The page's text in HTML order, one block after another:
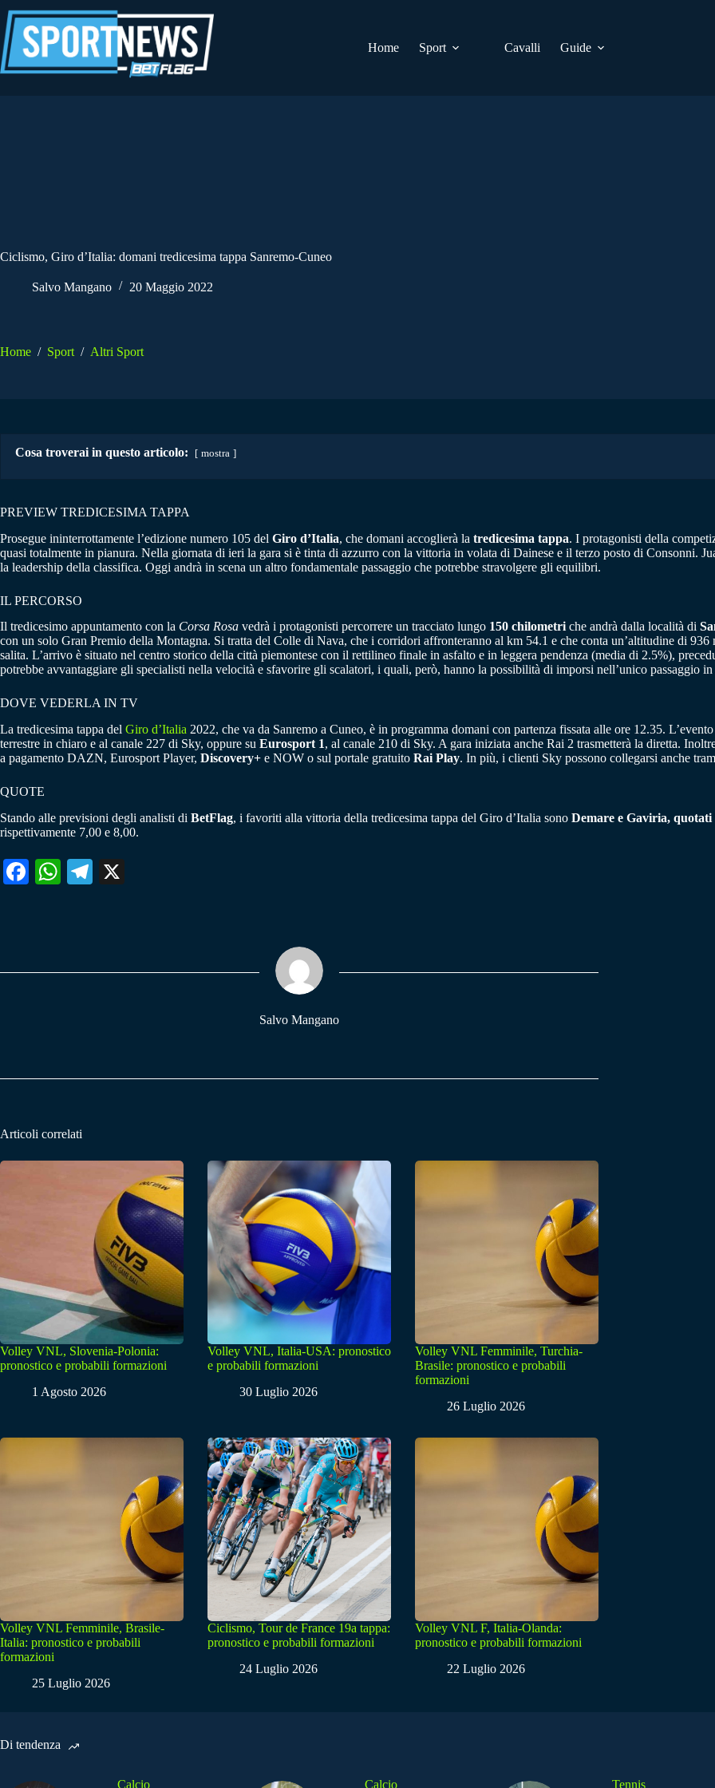
al
contenuto
Home
Sport Cavalli Guide
Ciclismo, Giro d’Italia: domani tredicesima tappa Sanremo-Cuneo
Salvo Mangano 20 Maggio 2022
Home / Sport / Altri Sport
Cosa troverai in questo articolo: mostra
PREVIEW TREDICESIMA TAPPA
Prosegue ininterrottamente l’edizione numero 105 del Giro d’Italia, che domani accoglierà la tredicesima tappa. I protagonisti della
quasi totalmente in pianura. Nella giornata di ieri la gara si è tinta di azzurro con la vittoria in volata di Dainese e il terzo posto di Consonni.
la leadership della classifica. Oggi andrà in scena un altro fondamentale passaggio che potrebbe stravolgere gli equilibri.
IL PERCORSO
Il tredicesimo appuntamento con la Corsa Rosa vedrà i protagonisti percorrere un tracciato lungo 150 chilometriche andrà dalla località di
con un solo Gran Premio della Montagna. Si tratta del Colle di Nava, che i corridori affronteranno al km 54.1 e che conta un’altitudine di
salita. L’arrivo è situato nel centro storico della città piemontese con il rettilineo finale in asfalto e in leggera pendenza (media di 2.5%),
potrebbe avvantaggiare gli specialisti nella velocità e sfavorire gli scalatori, i quali, però, hanno la possibilità di imporsi nell’unico passaggio in
DOVE VEDERLA IN TV
La tredicesima tappa del Giro d’Italia 2022, che va da Sanremo a Cuneo, è in programma domani con partenza fissata alle ore 12.35.
terrestre in chiaro e al canale 227 di Sky, oppure su Eurosport 1, al canale 210 di Sky. A gara iniziata anche Rai 2 trasmetterà la diretta.
a pagamento DAZN, Eurosport Player, Discovery+ e NOW o sul portale gratuito Rai Play. In più, i clienti Sky possono collegarsi anche
QUOTE
Stando alle previsioni degli analisti di BetFlag, i favoriti alla vittoria della tredicesima tappa del Giro d’Italia sono Demare e Gaviria, quotati
rispettivamente 7,00 e 8,00.
Fa W
pp
Te
m
Salvo Mangano
Articoli correlati
Volley VNL, Slovenia-Polonia:
pronostico e probabili formazioni
1 Agosto 2026
Volley VNL, Italia-USA: pronostico
e probabili formazioni
30 Luglio 2026
Volley VNL Femminile, Turchia-
Brasile: pronostico e probabili
formazioni
26 Luglio 2026
Volley VNL Femminile, Brasile-
Italia: pronostico e probabili
formazioni
25 Luglio 2026
Ciclismo, Tour de France 19a tappa:
pronostico e probabili formazioni
24 Luglio 2026
Volley VNL F, Italia-Olanda:
pronostico e probabili formazioni
22 Luglio 2026
Di tendenza
Calcio Calcio Tennis